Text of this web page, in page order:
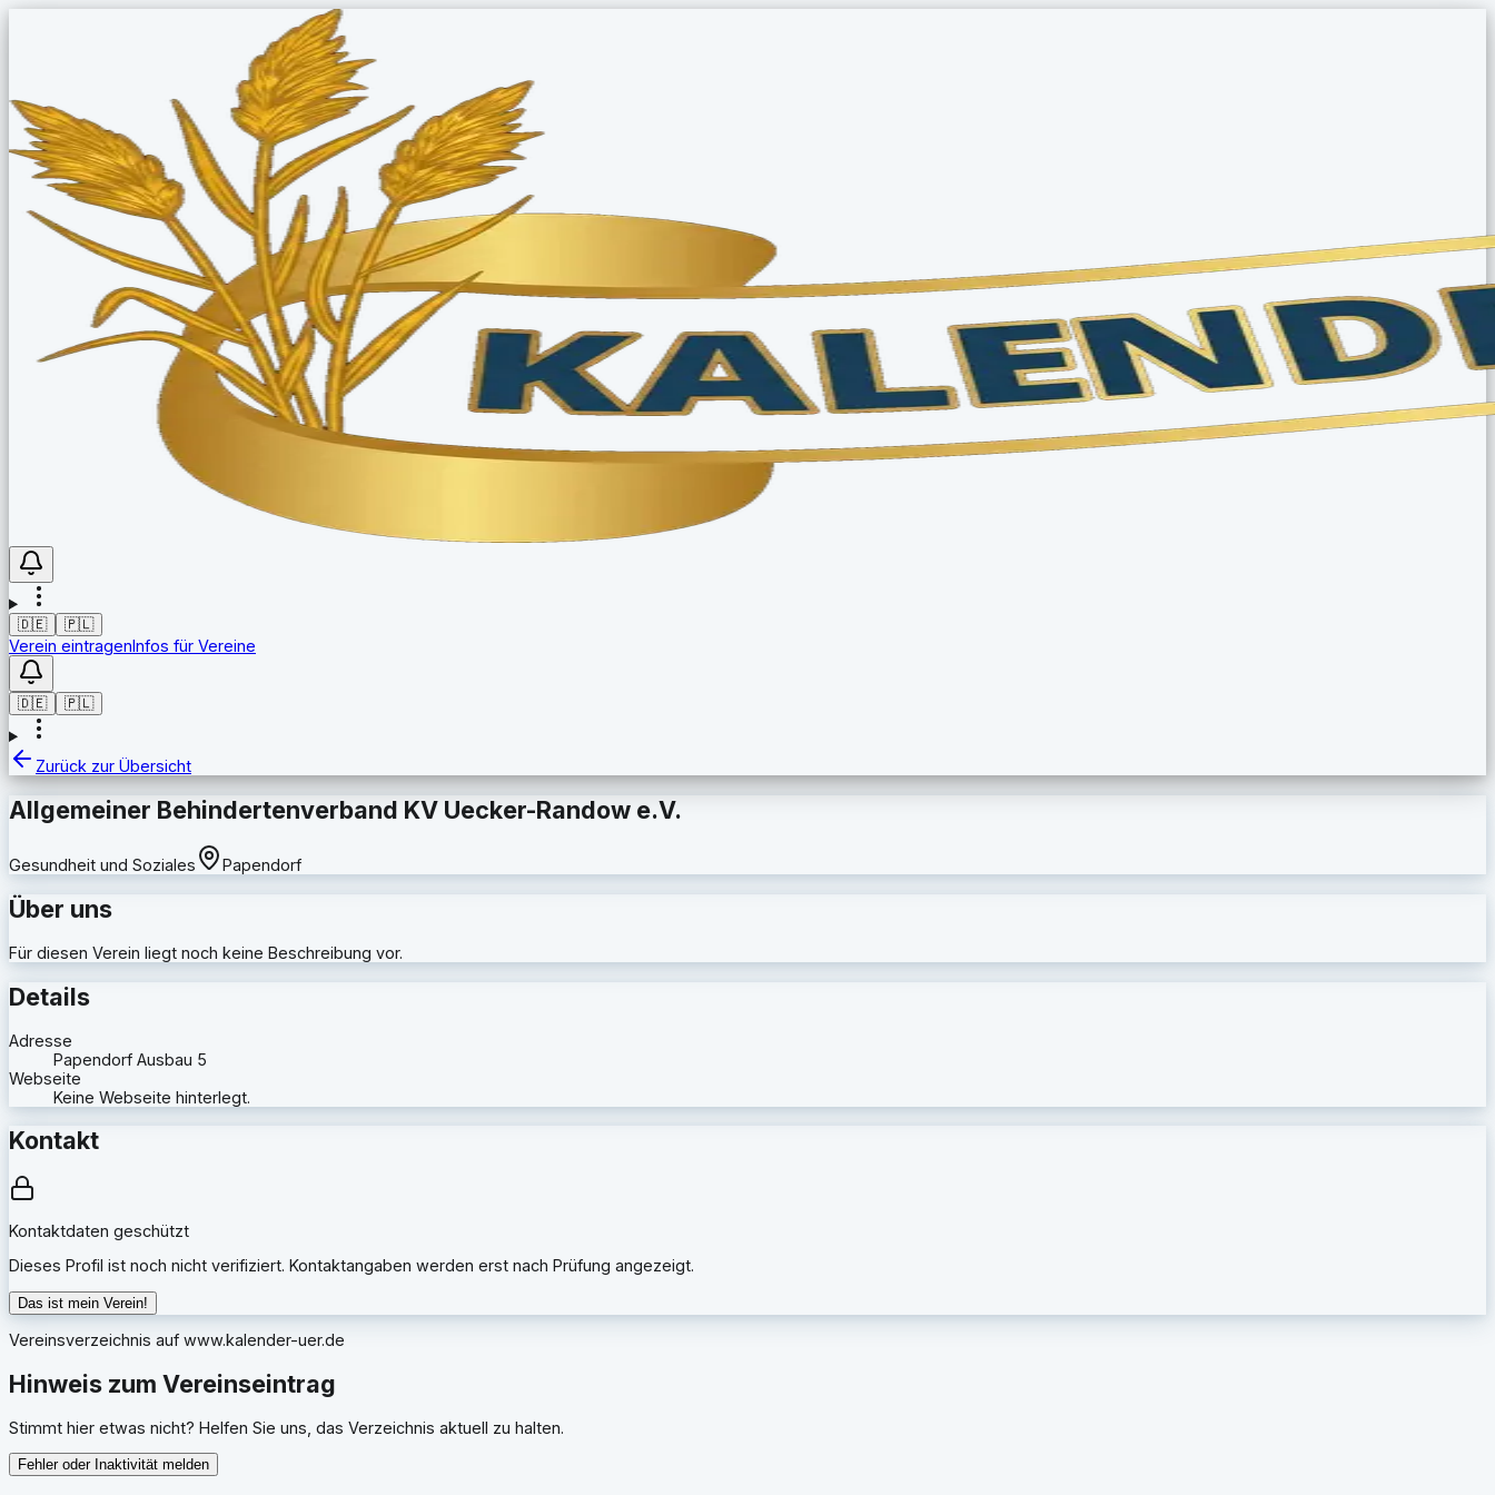
🇩🇪 🇵🇱
Verein eintragenInfos für Vereine
🇩🇪 🇵🇱
Zurück zur Übersicht
Allgemeiner Behindertenverband KV Uecker-Randow e.V.
Gesundheit und Soziales Papendorf
Über uns
Für diesen Verein liegt noch keine Beschreibung vor.
Details
Adresse
Papendorf Ausbau 5
Webseite
Keine Webseite hinterlegt.
Kontakt
Kontaktdaten geschützt
Dieses Profil ist noch nicht verifiziert. Kontaktangaben werden erst nach Prüfung angezeigt.
Das ist mein Verein!
Vereinsverzeichnis auf www.kalender-uer.de
Hinweis zum Vereinseintrag
Stimmt hier etwas nicht? Helfen Sie uns, das Verzeichnis aktuell zu halten.
Fehler oder Inaktivität melden